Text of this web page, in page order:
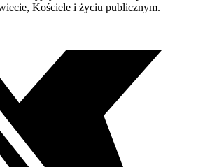
Kościele i życiu publicznym.